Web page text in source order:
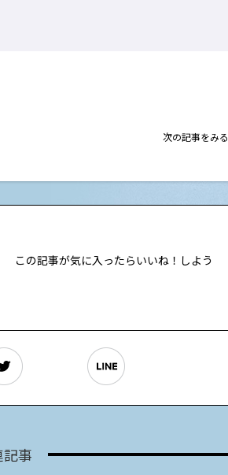
次の記事をみる
この記事が気に入ったらいいね！しよう
事